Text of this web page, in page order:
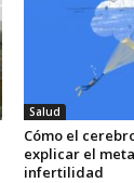
Salud
Cómo el
explicar el
infertilidad